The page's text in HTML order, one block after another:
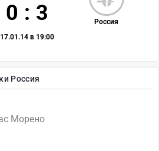
Россия
Морено
Россия
0 : 3
17.01.14 в 19:00